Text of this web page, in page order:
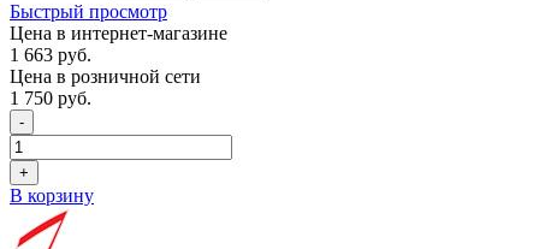
Быстрый просмотр
Цена в интернет-магазине
1 663 руб.
Цена в розничной сети
1 750 руб.
-
+
В корзину